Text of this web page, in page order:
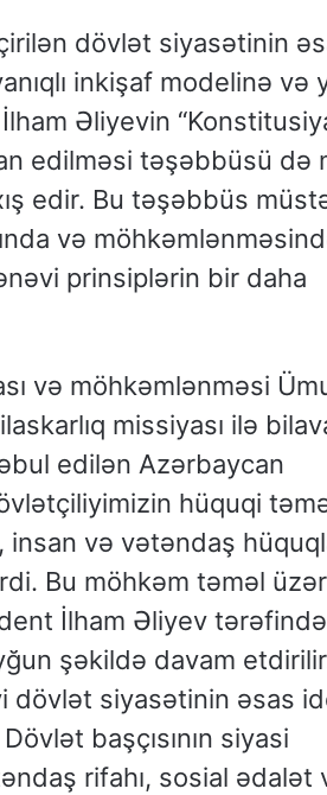
dövlət siyasətinin
inkişaf modelinə və
Əliyevin
edilməsi təşəbbüsü də
edir. Bu təşəbbüs
və
prinsiplərin bir daha
və möhkəmlənməsi
missiyası ilə
edilən Azərbaycan
hüquqi
və vətəndaş
Bu möhkəm təməl
İlham Əliyev
şəkildə davam
dövlət siyasətinin əsas
başçısının siyasi
rifahı, sosial ədalət